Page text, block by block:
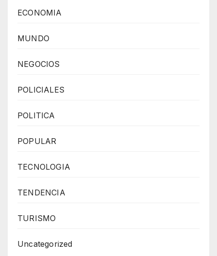
ECONOMIA
MUNDO
NEGOCIOS
POLICIALES
POLITICA
POPULAR
TECNOLOGIA
TENDENCIA
TURISMO
Uncategorized